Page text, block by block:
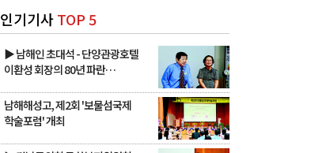
인기기사TOP 5
▶ 남해인 초대석 - 단양관광호텔
이환성 회장의 80년 파란…
남해해성고, 제2회 '보물섬국제
학술포럼' 개최